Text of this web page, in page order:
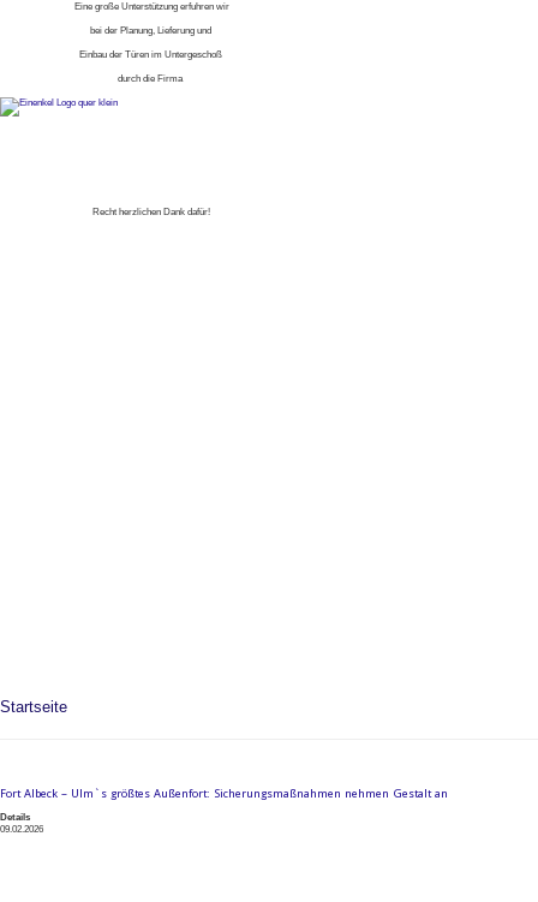
Eine große Unterstützung erfuhren wir
bei der Planung, Lieferung und
Einbau der Türen im Untergeschoß
durch die Firma
Recht herzlichen Dank dafür!
Startseite
Fort Albeck – Ulm`s größtes Außenfort: Sicherungsmaßnahmen nehmen Gestalt an
Details
09.02.2026